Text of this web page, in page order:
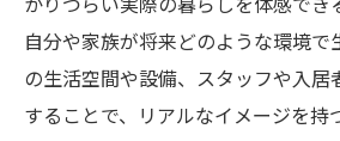
自分や家族が将来どのような環境で
の生活空間や設備、スタッフや入居
することで、リアルなイメージを持